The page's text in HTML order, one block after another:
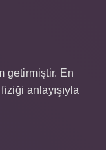
getirmiştir. En
anlayışıyla